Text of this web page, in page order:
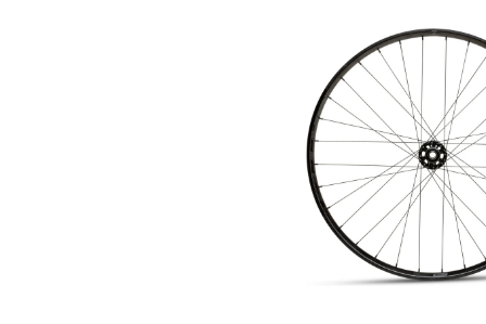
LAUFRAD
PROTERRA
LIGHT
I25
HINTEN